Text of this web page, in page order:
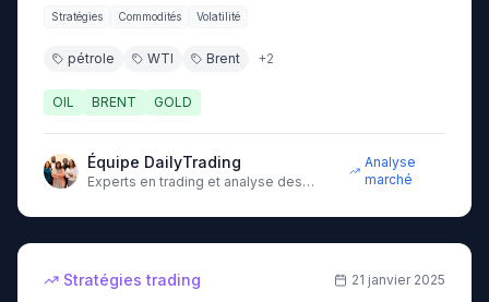
Stratégies Commodités Volatilité
pétrole WTI Brent +2
OIL BRENT GOLD
Équipe DailyTrading
Experts en trading et analyse des
Analyse
marché
18min
Stratégies trading 21 janvier 2025